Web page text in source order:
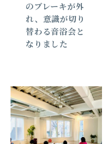
のブレーキが外
れ、意識が切り
替わる音浴会と
なりました